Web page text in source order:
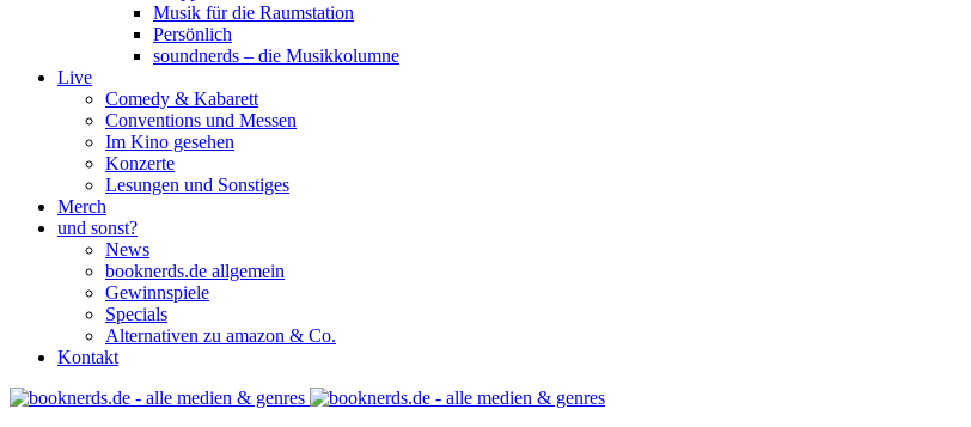
Musik für die Raumstation
Persönlich
soundnerds – die Musikkolumne
Live
Comedy & Kabarett
Conventions und Messen
Im Kino gesehen
Konzerte
Lesungen und Sonstiges
Merch
und sonst?
News
booknerds.de allgemein
Gewinnspiele
Specials
Alternativen zu amazon & Co.
Kontakt